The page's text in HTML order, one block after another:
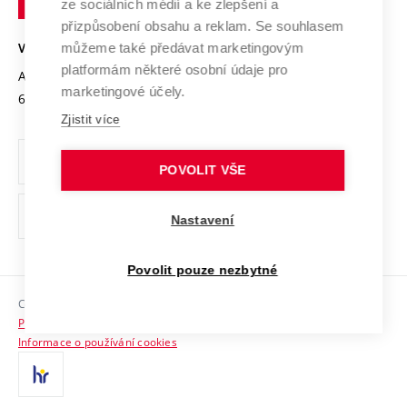
Open Science
Projekty
Projekty ze strukturálních fondů
Specifický výzkum
Univerzitní sítě
Bezpečná univerzita
Vyznamenání
Organizační struktura
Ochrana osobních údajů
odkaz)
Sociální bezpečí
HR Award
Kontakty
VYSOKÉ UČENÍ TECHNICKÉ V BRNĚ
Antonínská 548/1
602 00 Brno
www.vut.cz
vut@vutbr.cz
Copyright © 2026 VUT
Prohlášení o přístupnosti
Informace o používání cookies
ze sociálních médií a ke zlepšení a
přizpůsobení obsahu a reklam. Se souhlasem
můžeme také předávat marketingovým
platformám některé osobní údaje pro
marketingové účely.
Zjistit více
POVOLIT VŠE
Nastavení
Povolit pouze nezbytné